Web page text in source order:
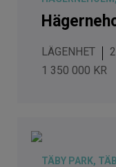
LÄGENHET
1 350 000 KR
TÄBY PARK,